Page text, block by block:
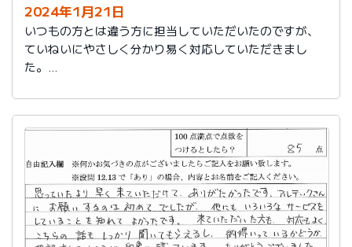
2024年1月21日
いつもの方とは違う方に担当していただいたのですが、
ていねいにやさしく分かり易く対応していただきまし
た。